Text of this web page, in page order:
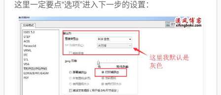
这里一定要点“选项”进入下一步的设置：